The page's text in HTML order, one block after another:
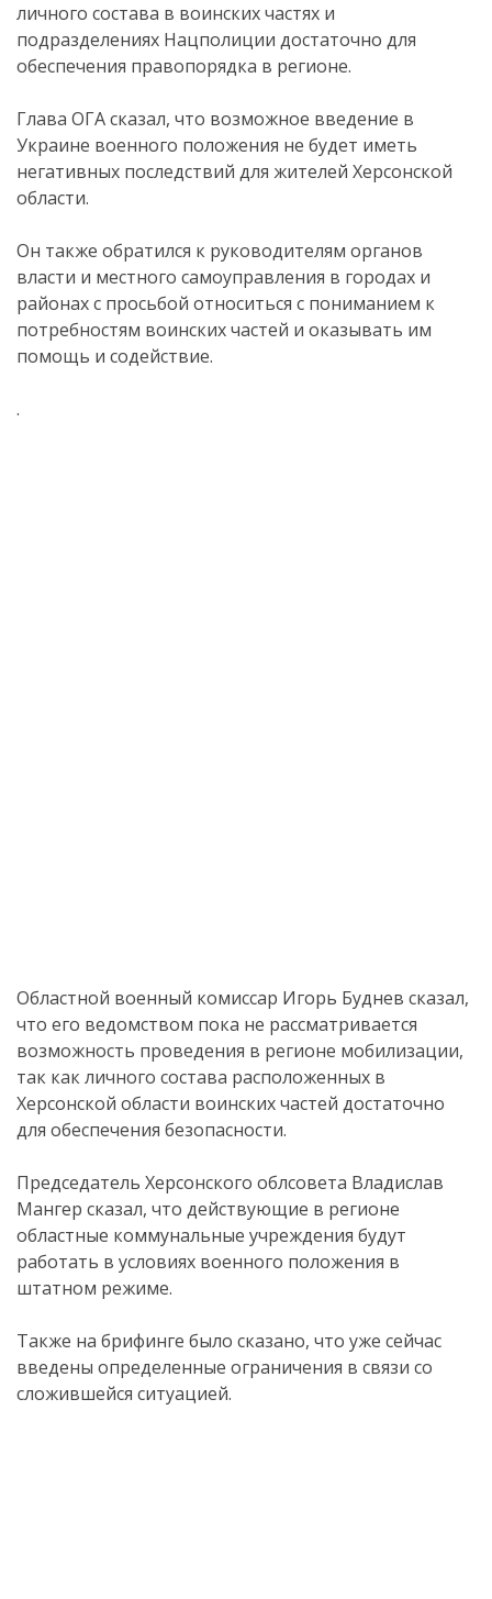
личного состава в воинских частях и
подразделениях Нацполиции достаточно для
обеспечения правопорядка в регионе.
Глава ОГА сказал, что возможное введение в
Украине военного положения не будет иметь
негативных последствий для жителей Херсонской
области.
Он также обратился к руководителям органов
власти и местного самоуправления в городах и
районах с просьбой относиться с пониманием к
потребностям воинских частей и оказывать им
помощь и содействие.
.
Областной военный комиссар Игорь Буднев сказал,
что его ведомством пока не рассматривается
возможность проведения в регионе мобилизации,
так как личного состава расположенных в
Херсонской области воинских частей достаточно
для обеспечения безопасности.
Председатель Херсонского облсовета Владислав
Мангер сказал, что действующие в регионе
областные коммунальные учреждения будут
работать в условиях военного положения в
штатном режиме.
Также на брифинге было сказано, что уже сейчас
введены определенные ограничения в связи со
сложившейся ситуацией.